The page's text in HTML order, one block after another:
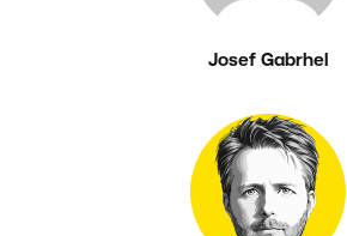
Josef Gabrhel